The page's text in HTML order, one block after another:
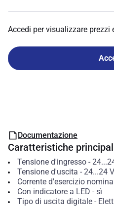
Accedi per visualizzare prezzi
Documentazione
Caratteristiche
Tensione d'ingresso-
Tensione d'uscita - 24...24 V
Corrente d'esercizio
Con indicatore a LED - sì
Tipo di uscita digitale-